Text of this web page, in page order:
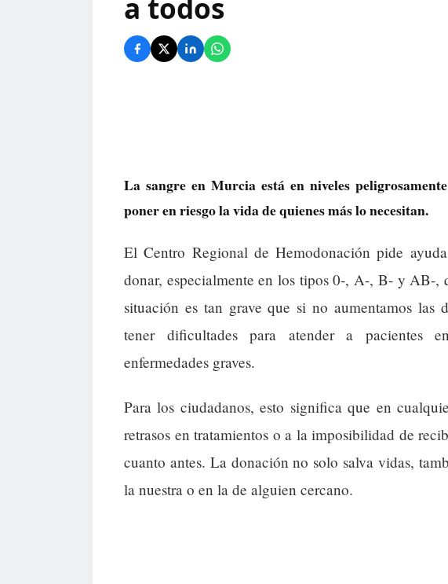
a todos
La sangre en Murcia está en niveles
poner en riesgo la vida de quienes más lo necesitan.
El Centro Regional de Hemodonación pide
donar, especialmente en los tipos 0-, A-, B- y AB-,
situación es tan grave que si no aumentamos las
tener dificultades para atender a pacientes
enfermedades graves.
Para los ciudadanos, esto significa que en
retrasos en tratamientos o a la imposibilidad de
cuanto antes. La donación no solo salva vidas,
la nuestra o en la de alguien cercano.